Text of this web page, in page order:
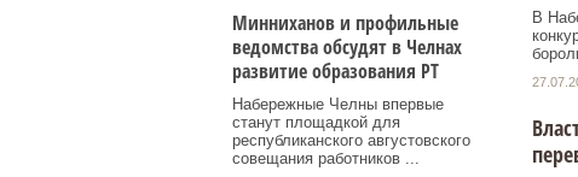
Минниханов и профильные
ведомства обсудят в Челнах
развитие образования РТ
Набережные Челны впервые
станут площадкой для
республиканского августовского
совещания работников ...
В